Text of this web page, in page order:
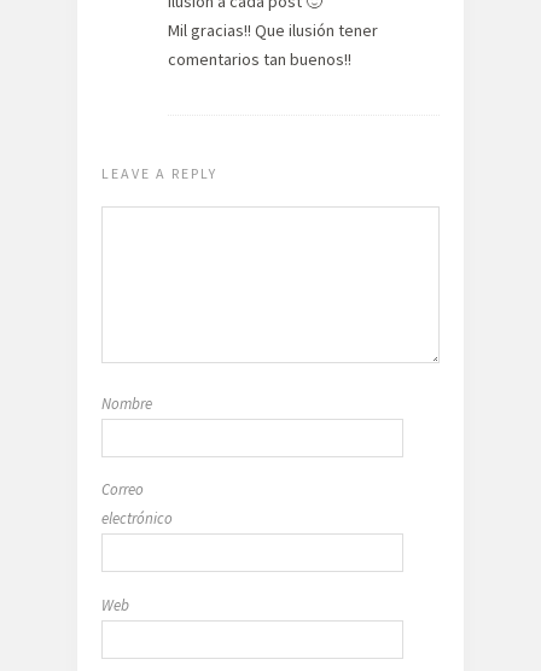
Mil gracias!! Que ilusión tener
comentarios tan buenos!!
LEAVE A REPLY
Nombre
Correo
electrónico
Web